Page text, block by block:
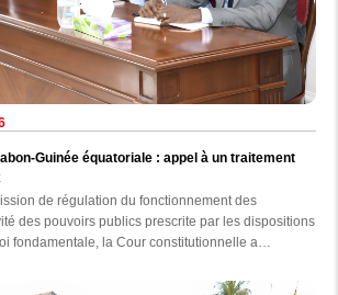
Guinée équatoriale : appel à un traitement
de régulation du fonctionnement des
des pouvoirs publics prescrite par les dispositions
fondamentale, la Cour constitutionnelle a
en présence des membres de la Haute